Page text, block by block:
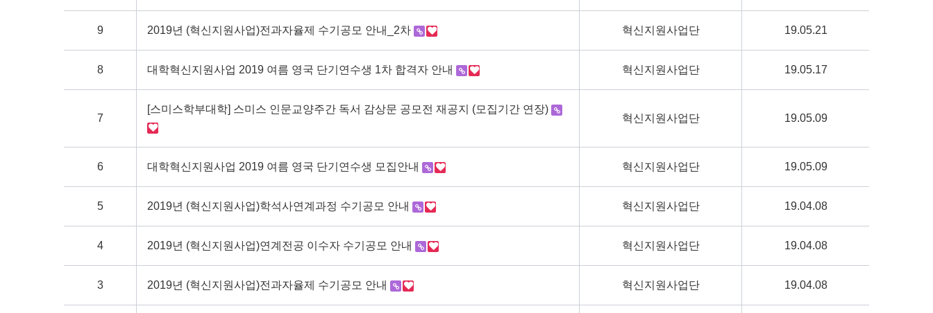
9 2019년 (혁신지원사업)전과자율제 수기공모 안내_2차 혁신지원사업단 19.05.21
8 대학혁신지원사업 2019 여름 영국 단기연수생 1차 합격자 안내 혁신지원사업단 19.05.17
7
[스미스학부대학] 스미스 인문교양주간 독서 감상문 공모전 재공지 (모집기간 연장)
혁신지원사업단 19.05.09
6 대학혁신지원사업 2019 여름 영국 단기연수생 모집안내 혁신지원사업단 19.05.09
5 2019년 (혁신지원사업)학석사연계과정 수기공모 안내 혁신지원사업단 19.04.08
4 2019년 (혁신지원사업)연계전공 이수자 수기공모 안내 혁신지원사업단 19.04.08
3 2019년 (혁신지원사업)전과자율제 수기공모 안내 혁신지원사업단 19.04.08